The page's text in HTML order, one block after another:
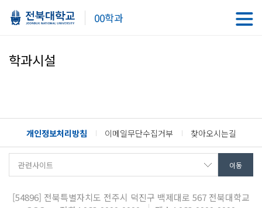
00학과
학과시설
개인정보처리방침 이메일무단수집거부 찾아오시는길
[54896] 전북특별자치도 전주시 덕진구 백제대로 567 전북대학교